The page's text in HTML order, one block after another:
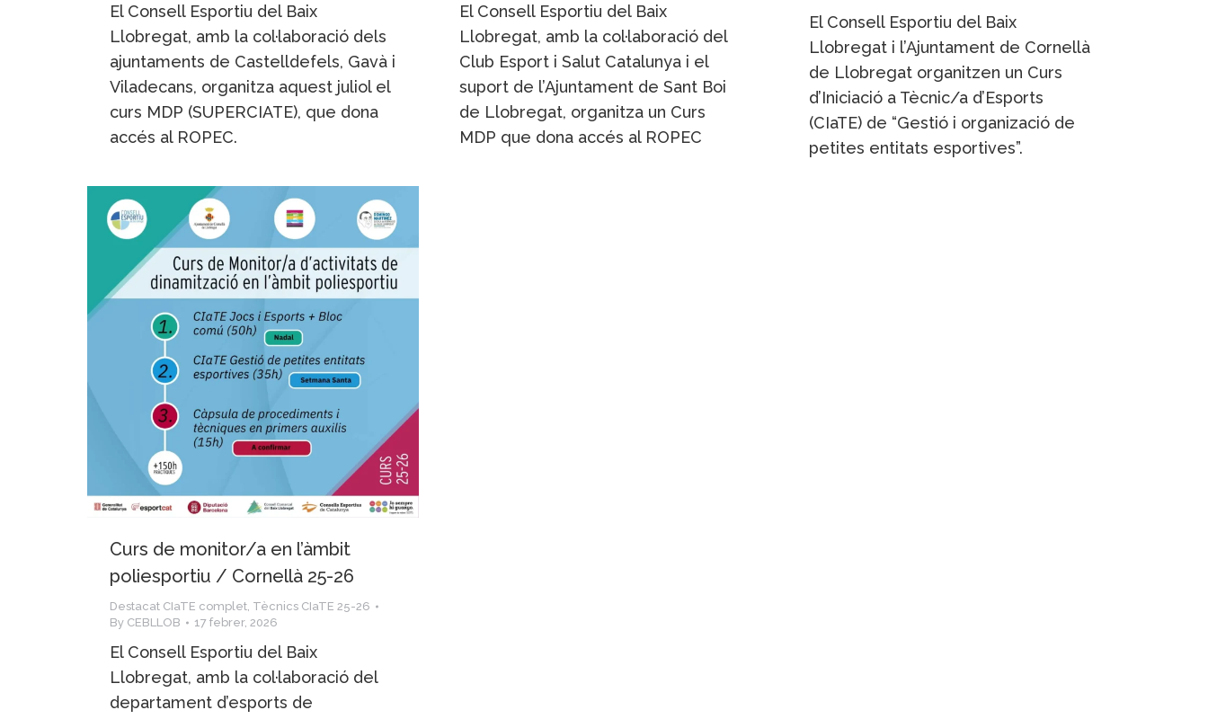
El Consell Esportiu del Baix
Llobregat, amb la col·laboració dels
ajuntaments de Castelldefels, Gavà i
Viladecans, organitza aquest juliol el
curs MDP (SUPERCIATE), que dona
accés al ROPEC.
El Consell Esportiu del Baix
Llobregat, amb la col·laboració del
Club Esport i Salut Catalunya i el
suport de l’Ajuntament de Sant Boi
de Llobregat, organitza un Curs
MDP que dona accés al ROPEC
El Consell Esportiu del Baix
Llobregat i l’Ajuntament de Cornellà
de Llobregat organitzen un Curs
d’Iniciació a Tècnic/a d’Esports
(CIaTE) de “Gestió i organizació de
petites entitats esportives”.
Curs de monitor/a en l’àmbit
poliesportiu / Cornellà 25-26
Destacat CIaTE complet, Tècnics CIaTE 25-26
By CEBLLOB 17 febrer, 2026
El Consell Esportiu del Baix
Llobregat, amb la col·laboració del
departament d’esports de